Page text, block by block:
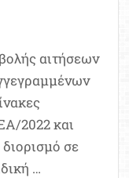
αιτήσεων
2022 και
σε
…